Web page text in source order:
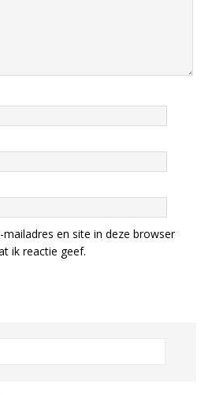
en site in deze browser
ik reactie geef.